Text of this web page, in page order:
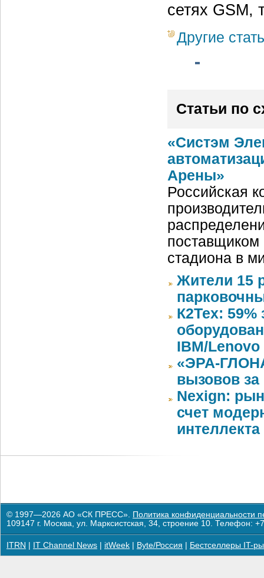
сетях GSM,
Другие
Статьи по
«Систэм
Арены»
Российская
поставщиком
стадиона в
Жители 15
К2Тех: 59%
IBM/Lenovo
«ЭРА-
вызовов за
Nexign:
счет
интеллекта
© 1997—2026 АО «СК ПРЕСС». Политика конфиденциальности
109147 г. Москва, ул. Марксистская, 34, строение 10. Телефон:
ITRN IT Channel News itWeek Byte/Россия Бестселлеры IT-